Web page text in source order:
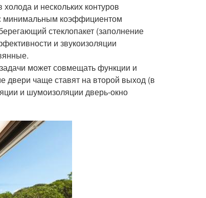
и нескольких контуров
минимальным коэффициентом
стеклопакет (заполнение
и звукоизоляции
может совмещать функции и
двери чаще ставят на второй выход (в
и шумоизоляции дверь-окно